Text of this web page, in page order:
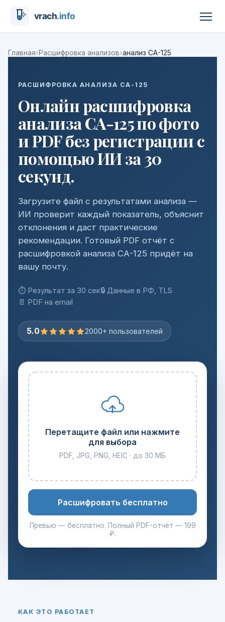
Главная›Расшифровка анализов›анализ СА-125
РАСШИФРОВКА АНАЛИЗА СА-125
Онлайн расшифровка
анализа СА-125 по фото
и PDF без регистрации с
помощью ИИ за 30
секунд.
Загрузите файл с результатами анализа —
ИИ проверит каждый показатель, объяснит
отклонения и даст практические
рекомендации. Готовый PDF отчёт с
расшифровкой анализа СА-125 придёт на
вашу почту.
⏱ Результат за 30 сек🔒 Данные в РФ, TLS
📄 PDF на email
5.0 2000+ пользователей
Перетащите файл или нажмите
для выбора
PDF, JPG, PNG, HEIC · до 30 МБ
Расшифровать бесплатно
Превью — бесплатно. Полный PDF-отчёт — 199
₽.
КАК ЭТО РАБОТАЕТ